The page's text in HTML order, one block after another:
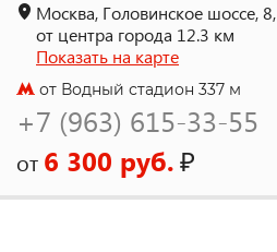
Москва, Головинское шоссе,
от центра города 12.3 км
Показать на карте
от Водный стадион 337 м
+7 (963) 615-33-55
от 6 300 руб.₽